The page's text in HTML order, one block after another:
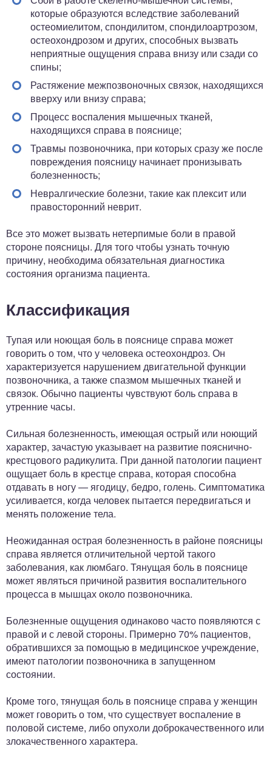
которые образуются вследствие заболеваний
остеомиелитом, спондилитом, спондилоартрозом,
остеохондрозом и других, способных вызвать
неприятные ощущения справа внизу или сзади со
спины;
Растяжение межпозвоночных связок, находящихся
вверху или внизу справа;
Процесс воспаления мышечных тканей,
находящихся справа в пояснице;
Травмы позвоночника, при которых сразу же после
повреждения поясницу начинает пронизывать
болезненность;
Невралгические болезни, такие как плексит или
правосторонний неврит.
Все это может вызвать нетерпимые боли в правой
стороне поясницы. Для того чтобы узнать точную
причину, необходима обязательная диагностика
состояния организма пациента.
Классификация
Тупая или ноющая боль в пояснице справа может
говорить о том, что у человека остеохондроз. Он
характеризуется нарушением двигательной функции
позвоночника, а также спазмом мышечных тканей и
связок. Обычно пациенты чувствуют боль справа в
утренние часы.
Сильная болезненность, имеющая острый или ноющий
характер, зачастую указывает на развитие пояснично-
крестцового радикулита. При данной патологии пациент
ощущает боль в крестце справа, которая способна
отдавать в ногу — ягодицу, бедро, голень. Симптоматика
усиливается, когда человек пытается передвигаться и
менять положение тела.
Неожиданная острая болезненность в районе поясницы
справа является отличительной чертой такого
заболевания, как люмбаго. Тянущая боль в пояснице
может являться причиной развития воспалительного
процесса в мышцах около позвоночника.
Болезненные ощущения одинаково часто появляются с
правой и с левой стороны. Примерно 70% пациентов,
обратившихся за помощью в медицинское учреждение,
имеют патологии позвоночника в запущенном
состоянии.
Кроме того, тянущая боль в пояснице справа у женщин
может говорить о том, что существует воспаление в
половой системе, либо опухоли доброкачественного или
злокачественного характера.